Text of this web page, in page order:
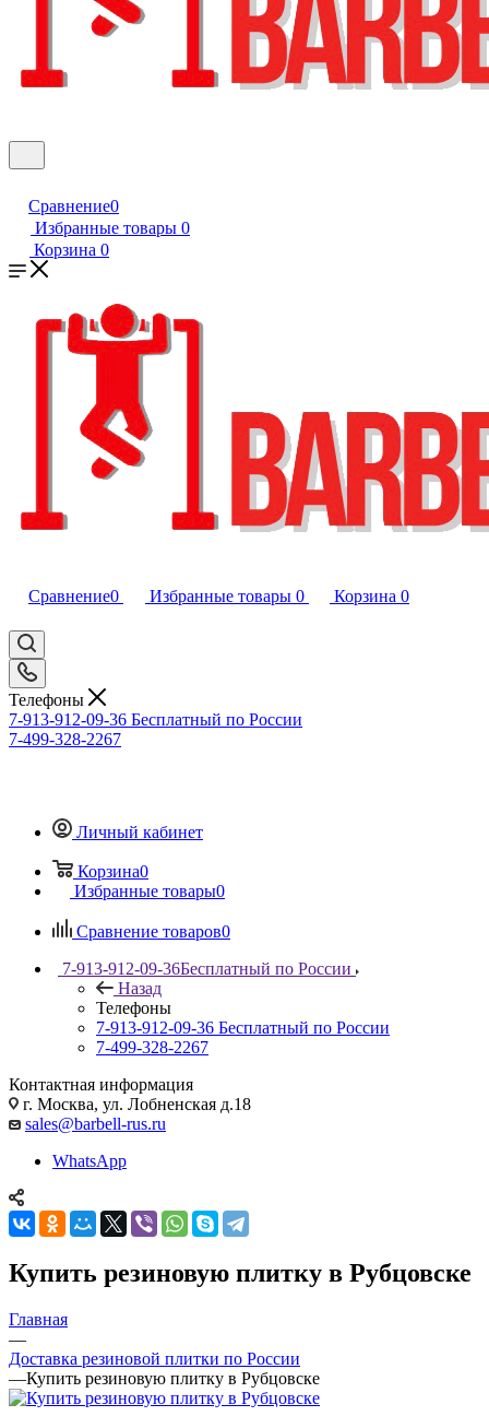
Сравнение0
Избранные товары 0
Корзина 0
Сравнение0 Избранные товары 0 Корзина 0
Телефоны
7-913-912-09-36 Бесплатный по России
7-499-328-2267
Личный кабинет
Корзина0
Избранные товары0
Сравнение товаров0
7-913-912-09-36Бесплатный по России
Назад
Телефоны
7-913-912-09-36 Бесплатный по России
7-499-328-2267
Контактная информация
г. Москва, ул. Лобненская д.18
sales@barbell-rus.ru
WhatsApp
Купить резиновую плитку в Рубцовске
Главная
—
Доставка резиновой плитки по России
—Купить резиновую плитку в Рубцовске